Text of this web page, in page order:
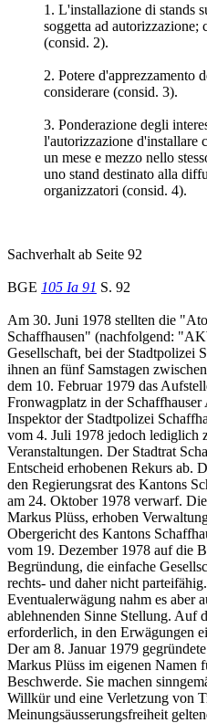
1. L'installazione di stands
soggetta ad autorizzazione;
(consid. 2).
2. Potere d'apprezzamento
considerare (consid. 3).
3. Ponderazione degli
l'autorizzazione d'installare
un mese e mezzo nello
uno stand destinato alla
organizzatori (consid. 4).
Sachverhalt ab Seite 92
BGE 105 Ia 91 S. 92
Am 30. Juni 1978 stellten die
Schaffhausen" (nachfolgend:
Gesellschaft, bei der Stadtpolizei
ihnen an fünf Samstagen
dem 10. Februar 1979 das
Fronwagplatz in der
Inspektor der Stadtpolizei
vom 4. Juli 1978 jedoch lediglich
Veranstaltungen. Der Stadtrat
Entscheid erhobenen Rekurs ab.
den Regierungsrat des Kantons
am 24. Oktober 1978 verwarf.
Markus Plüss, erhoben
Obergericht des Kantons
vom 19. Dezember 1978 auf die
Begründung, die einfache
rechts- und daher nicht
Eventualerwägung nahm es aber
ablehnenden Sinne Stellung. Auf
erforderlich, in den Erwägungen
Der am 8. Januar 1979
Markus Plüss im eigenen Namen
Beschwerde. Sie machen
Willkür und eine Verletzung von
Meinungsäusserungsfreiheit